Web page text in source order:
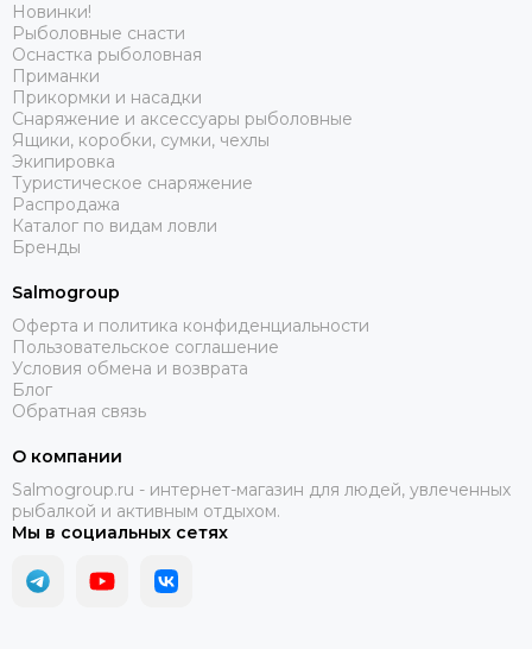
Новинки!
Рыболовные снасти
Оснастка рыболовная
Приманки
Прикормки и насадки
Снаряжение и аксессуары рыболовные
Ящики, коробки, сумки, чехлы
Экипировка
Туристическое снаряжение
Распродажа
Каталог по видам ловли
Бренды
Salmogroup
Оферта и политика конфиденциальности
Пользовательское соглашение
Условия обмена и возврата
Блог
Обратная связь
О компании
Salmogroup.ru - интернет-магазин для людей, увлеченных
рыбалкой и активным отдыхом.
Мы в социальных сетях